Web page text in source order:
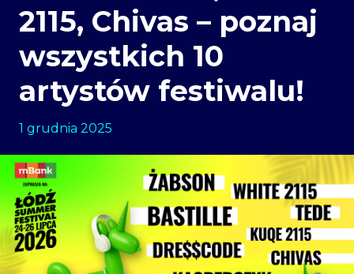
2115, Chivas – poznaj
wszystkich 10
artystów festiwalu!
1 grudnia 2025